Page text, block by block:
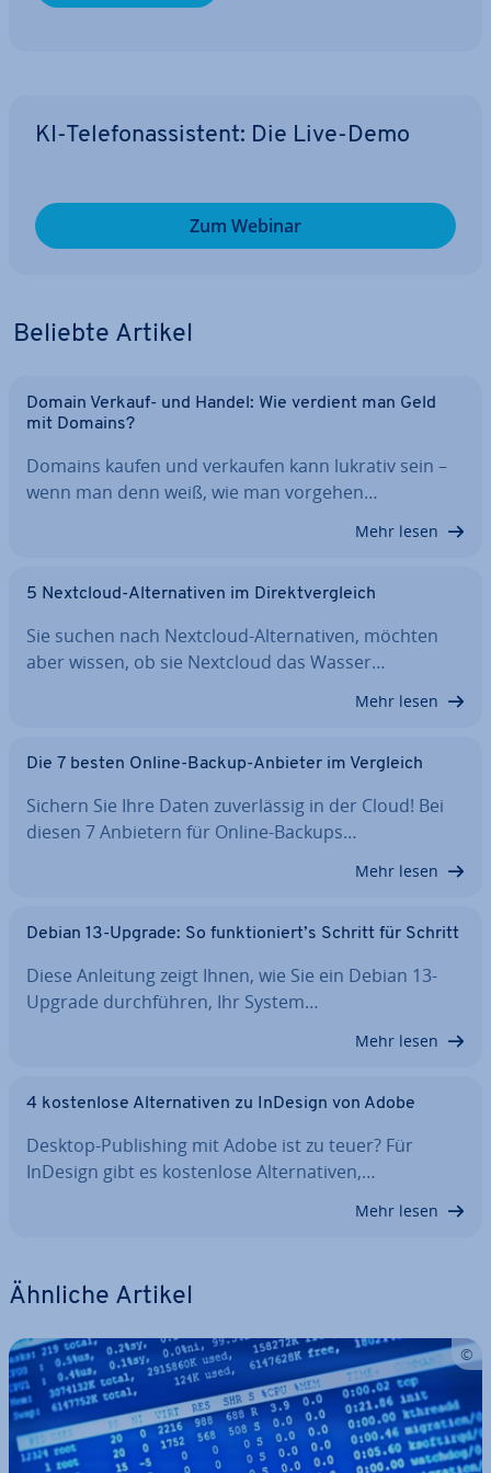
KI-Te­le­fon­as­sis­tent: Die Live-Demo
Zum Webinar
Beliebte Artikel
Domain Verkauf- und Handel: Wie verdient man Geld
mit Domains?
Domains kaufen und verkaufen kann lukrativ sein –
wenn man denn weiß, wie man vorgehen…
Mehr lesen
5 Nextcloud-Al­ter­na­ti­ven im Di­rekt­ver­gleich
Sie suchen nach Nextcloud-Al­ter­na­ti­ven, möchten
aber wissen, ob sie Nextcloud das Wasser…
Mehr lesen
Die 7 besten Online-Backup-Anbieter im Vergleich
Sichern Sie Ihre Daten zu­ver­läs­sig in der Cloud! Bei
diesen 7 Anbietern für Online-Backups…
Mehr lesen
Debian 13-Upgrade: So funk­tio­niert’s Schritt für Schritt
Diese Anleitung zeigt Ihnen, wie Sie ein Debian 13-
Upgrade durch­füh­ren, Ihr System…
Mehr lesen
4 kos­ten­lo­se Al­ter­na­ti­ven zu InDesign von Adobe
Desktop-Pu­bli­shing mit Adobe ist zu teuer? Für
InDesign gibt es kos­ten­lo­se Al­ter­na­ti­ven,…
Mehr lesen
Ähnliche Artikel